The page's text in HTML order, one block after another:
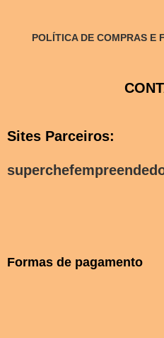
POLÍTICA DE COMPRAS E
Sites Parceiros:
Formas de pagamento